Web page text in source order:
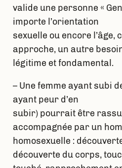
valide une personne «
importe l’orientation
sexuelle ou encore l’âge,
approche, un autre
légitime et fondamental.
– Une femme ayant subi
ayant peur d’en
subir) pourrait être
accompagnée par un
homosexuelle :
découverte du corps,